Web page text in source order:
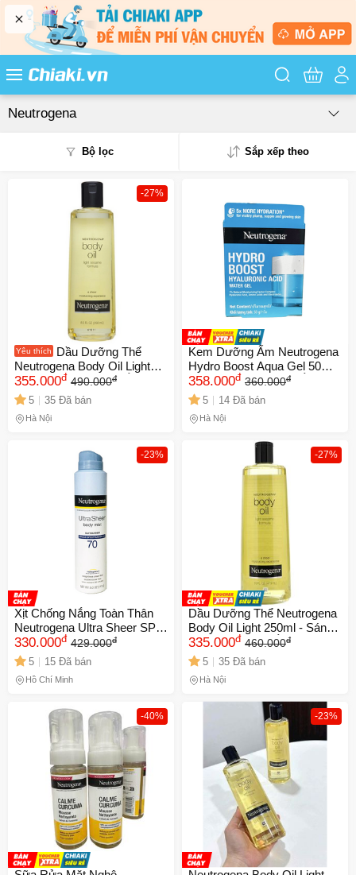
Tìm kiếm
Neutrogena
Bộ lọc Sắp xếp theo
Mua nhiều
Giá từ thấp - cao
Giá từ cao - thấp
-27%
Yêu thích
Dầu Dưỡng Thể
Neutrogena Body Oil Light
250ml - Siêu Dưỡng Ẩm Từ
Dầu Hạt Mè, Giúp Da Mềm
Mại, Rạng Rỡ, Chống Nắng
và Ngăn Ngừa Lão Hóa
355.000đ 490.000đ
5 35 Đã bán
Hà Nội
Kem Dưỡng Ẩm Neutrogena
Hydro Boost Aqua Gel 50ml -
Cấp Nước & Dưỡng Ẩm Cho
Da Mềm Mịn, Phù Hợp Cho
Mọi Loại Da
358.000đ 360.000đ
5 14 Đã bán
Hà Nội
-23%
Xịt Chống Nắng Toàn Thân
Neutrogena Ultra Sheer SPF
70 - Bảo Vệ Da Hoàn Hảo
Mùa Hè, Không Nhờn Rít, Dễ
Dàng Sử Dụng 141G
330.000đ 429.000đ
5 15 Đã bán
Hồ Chí Minh
-27%
Dầu Dưỡng Thể Neutrogena
Body Oil Light 250ml - Sáng
Mịn Da, Dưỡng Ẩm Tự
Nhiên Từ Dầu Vừng, Chăm
Sóc Da Khỏe Mạnh
335.000đ 460.000đ
5 35 Đã bán
Hà Nội
-40% -23%